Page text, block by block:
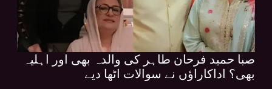
صبا حمید فرحان طاہر کی والدہ بھی اور اہلیہ
بھی؟ اداکاراؤں نے سوالات اٹھا دیے